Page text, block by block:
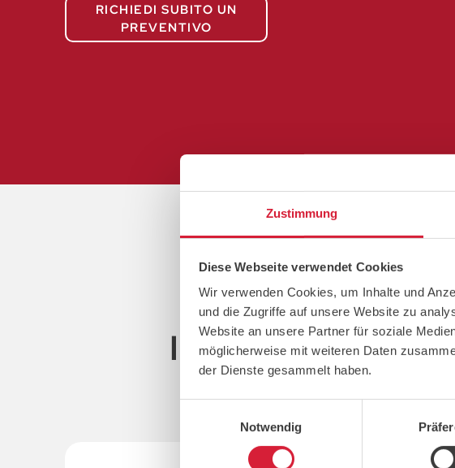
Zustimmung
Diese Webseite verwendet Cookies
Wir verwenden Cookies, um Inhalte und
und die Zugriffe auf unsere Website zu
Website an unsere Partner für soziale
möglicherweise mit weiteren Daten
der Dienste gesammelt haben.
Notwendig
RICHIEDI SUBITO UN
PREVENTIVO
I nostri sistemi